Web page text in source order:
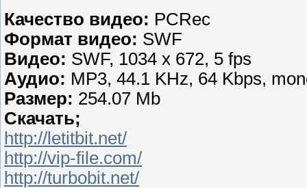
Качество видео: PCRec
Формат видео: SWF
Видео: SWF, 1034 x 672, 5 fps
Аудио: MP3, 44.1 KHz, 64 Kbps,
Размер: 254.07 Mb
Скачать;
http://letitbit.net/
http://vip-file.com/
http://turbobit.net/